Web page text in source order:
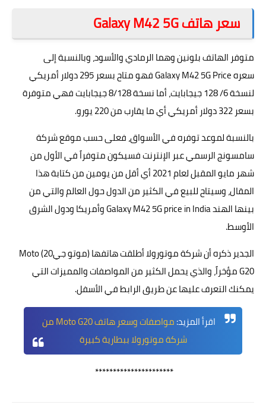
سعر هاتف Galaxy M42 5G
متوفر الهاتفبلونين وهما الرمادي والأسود، وبالنسبة إلى
سعره Galaxy M42 5G Price فهو متاح بسعر 295 دولار أمريكي
لنسخة 6/ 128 جيجابايت، أما نسخة 8/128 جيجابايت فهي متوفرة
بسعر 322 دولار أمريكي أي ما يقارب من 220 يورو.
بالنسبة لموعد توفره في الأسواق، فعلى حسب موقع شركة
سامسونج الرسمي عبر الإنترنت فسيكون متوفراً في الأول من
شهر مايو المقبل لعام 2021 أي أقل من يومين من كتابة هذا
المقال، وسيتاح للبيع في الكثير من الدول حول العالم والتي من
بينها الهند Galaxy M42 5G price in India وأمريكا ودول الشرق
الأوسط.
الجدير ذكره أن شركة موتورولا أطلقت هاتفها (موتو جي20) Moto
G20 مؤخراً، والذي يحمل الكثير من المواصفات والمميزات التي
يمكنك التعرف عليها عن طريق الرابط في الأسفل.
اقرأ المزيد:
مواصفات وسعر هاتف Moto G20 من
شركة موتورولا ببطارية كبيرة
**********************